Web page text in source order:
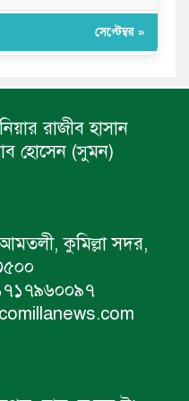
সেপ্টেম্বর »
রাজীব হাসান
হোসেন (সুমন)
কুমিল্লা সদর,